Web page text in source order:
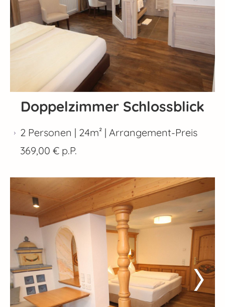
Doppelzimmer Schlossblick
2 Personen | 24m² | Arrangement-Preis
369,00 € p.P.